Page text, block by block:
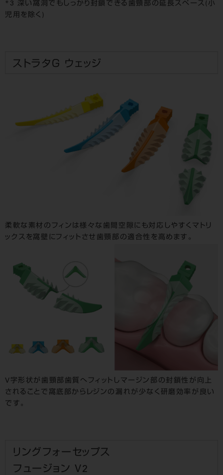
*3 深い窩洞でもしっかり封鎖できる歯頸部の延長スペース(小
児用を除く)
ストラタＧ ウェッジ
柔軟な素材のフィンは様々な歯間空隙にも対応しやすくマトリ
ックスを窩壁にフィットさせ歯頸部の適合性を高めます。
V字形状が歯頸部歯質へフィットしマージン部の封鎖性が向上
されることで窩底部からレジンの漏れが少なく研磨効率が良い
です。
リングフォーセップス
フュージョン V2